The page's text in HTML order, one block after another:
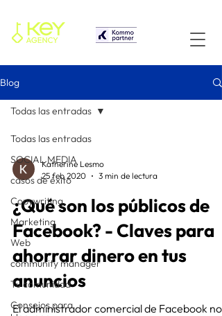
Blog
Todas las entradas
SOCIAL MEDIA
casos de éxito
Copywriting
Marketing
Web
community manager
Tu comunidad
Consejos para
Todas las entradas
Katherine Lesmo
25 feb 2020
3 min de lectura
¿Qué son los públicos de
Facebook? - Claves para
ahorrar dinero en tus
anuncios
El administrador comercial de Facebook nos